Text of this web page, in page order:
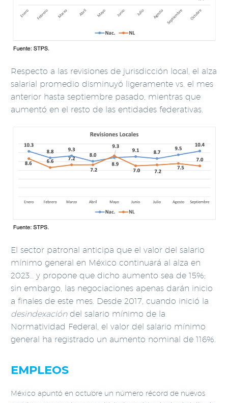
Respecto a las revisiones de jurisdicción local, el alza
salarial promedio disminuyó ligeramente vs. el mes
anterior hasta septiembre pasado, mientras que
aumentó en el resto de las entidades federativas.
El sector patronal anticipa que el valor del salario
mínimo general en México continuará al alza en
2023… y propone que dicho aumento sea de 15%;
sin embargo, las negociaciones apenas darán inicio
a finales de este mes. Desde 2017, cuando inició la
desindexacióndel salario mínimo de la
Normatividad Federal, el valor del salario mínimo
general ha registrado un aumento nominal de 116%.
EMPLEOS
México apuntó en octubre un número récord de nuevos